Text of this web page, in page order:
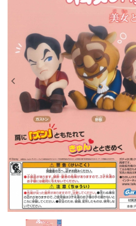
カプセルトイマシン本体
カプセルトイ
販促用空カプセル
レンタル
景品・玩具・文具
販促用カプセルトイ
よくあるご質問